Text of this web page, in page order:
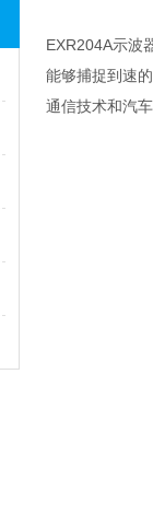
EXR204A示波
能够捕捉到速
通信技术和汽